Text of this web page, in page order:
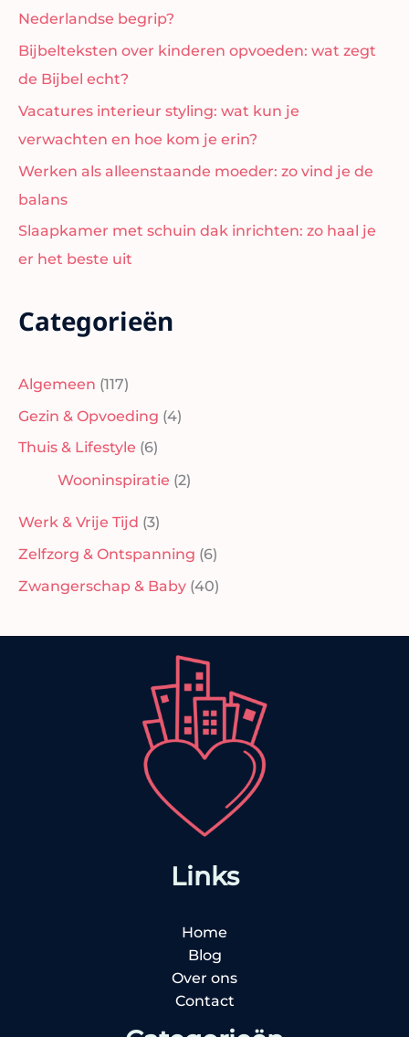
Nederlandse begrip?
Bijbelteksten over kinderen opvoeden: wat zegt
de Bijbel echt?
Vacatures interieur styling: wat kun je
verwachten en hoe kom je erin?
Werken als alleenstaande moeder: zo vind je de
balans
Slaapkamer met schuin dak inrichten: zo haal je
er het beste uit
Categorieën
Algemeen (117)
Gezin & Opvoeding (4)
Thuis & Lifestyle (6)
Wooninspiratie (2)
Werk & Vrije Tijd (3)
Zelfzorg & Ontspanning (6)
Zwangerschap & Baby (40)
Links
Home
Blog
Over ons
Contact